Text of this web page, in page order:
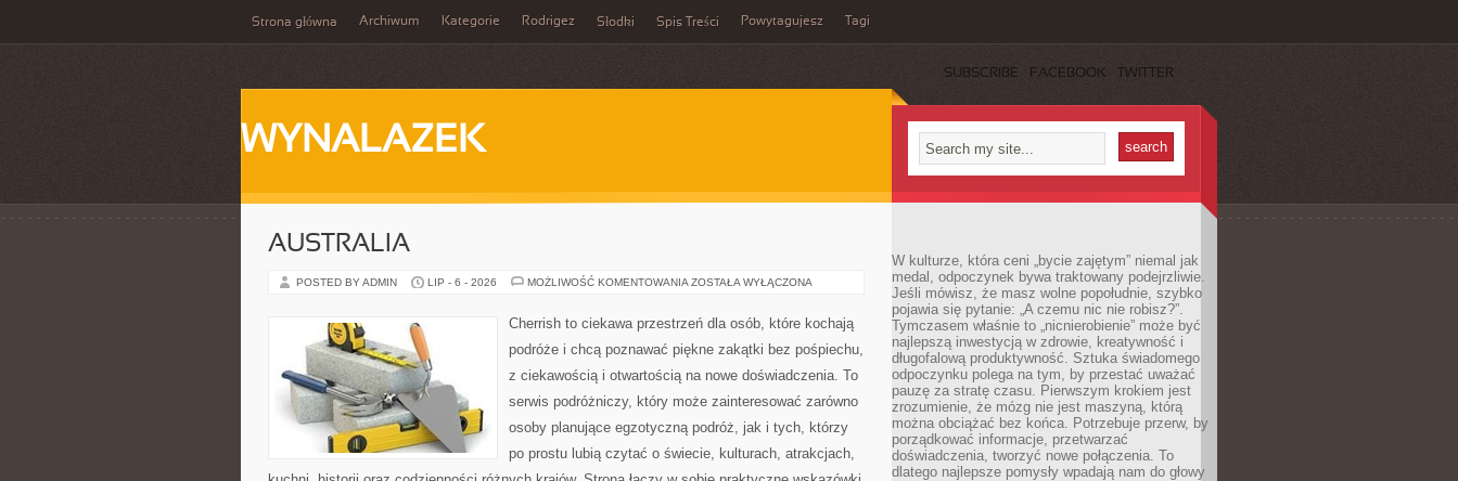
Strona główna Archiwum Kategorie Rodrigez Słodki Spis Treści Powytagujesz Tagi
SUBSCRIBE FACEBOOK TWITTER
WYNALAZEK
AUSTRALIA
POSTED BY ADMIN LIP - 6 - 2026 MOŻLIWOŚĆ KOMENTOWANIA AUSTRALIA
ZOSTAŁA WYŁĄCZONA
Cherrish to ciekawa przestrzeń dla osób, które kochają
podróże i chcą poznawać piękne zakątki bez pośpiechu,
z ciekawością i otwartością na nowe doświadczenia. To
serwis podróżniczy, który może zainteresować zarówno
osoby planujące egzotyczną podróż, jak i tych, którzy
po prostu lubią czytać o świecie, kulturach, atrakcjach,
W kulturze, która ceni „bycie zajętym” niemal jak
medal, odpoczynek bywa traktowany podejrzliwie.
Jeśli mówisz, że masz wolne popołudnie, szybko
pojawia się pytanie: „A czemu nic nie robisz?”.
Tymczasem właśnie to „nicnierobienie” może być
najlepszą inwestycją w zdrowie, kreatywność i
długofalową produktywność. Sztuka świadomego
odpoczynku polega na tym, by przestać uważać
pauzę za stratę czasu. Pierwszym krokiem jest
zrozumienie, że mózg nie jest maszyną, którą
można obciążać bez końca. Potrzebuje przerw, by
porządkować informacje, przetwarzać
doświadczenia, tworzyć nowe połączenia. To
dlatego najlepsze pomysły wpadają nam do głowy